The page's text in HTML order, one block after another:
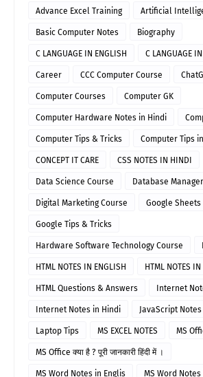
Advance Excel Training Artificial
Basic Computer Notes Biography
C LANGUAGE IN ENGLISH C LANGUAGE
Career CCC Computer Course
Computer Courses Computer GK
Computer Hardware Notes in Hindi
Computer Tips & Tricks Computer Tips
CONCEPT IT CARE CSS NOTES IN HINDI
Data Science Course Database
Digital Marketing Course Google Sheets
Google Tips & Tricks
Hardware Software Technology Course
HTML NOTES IN ENGLISH HTML NOTES IN
HTML Questions & Answers Internet
Internet Notes in Hindi JavaScript
Laptop Tips MS EXCEL NOTES MS
MS Office क्या है ? पूरी जानकारी हिंदी में ।
MS Word Notes in Englis MS Word Notes